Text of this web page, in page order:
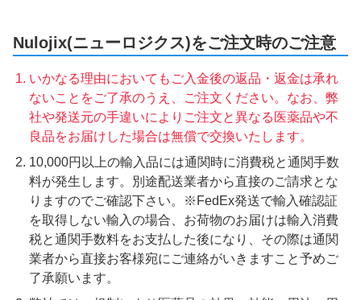
Nulojix(ニューロジクス)をご注文時のご注意
いかなる理由においてもご入金後の返品・返金は承れ
ないことをご了承のうえ、ご注文ください。なお、弊
社や発送元の手違いによりご注文と異なる医薬品や不
良品をお届けした場合は無償で交換いたします。
10,000円以上の輸入品には通関時に消費税と通関手数
料が発生します。別途配送業者から直接のご請求とな
りますのでご確認下さい。※FedEx発送で輸入確認証
を取得しない輸入の場合、お荷物のお届けは輸入消費
税と通関手数料をお支払した後になり、その際は通関
業者から直接お客様宛にご連絡がいきますこと予めご
了承願います。